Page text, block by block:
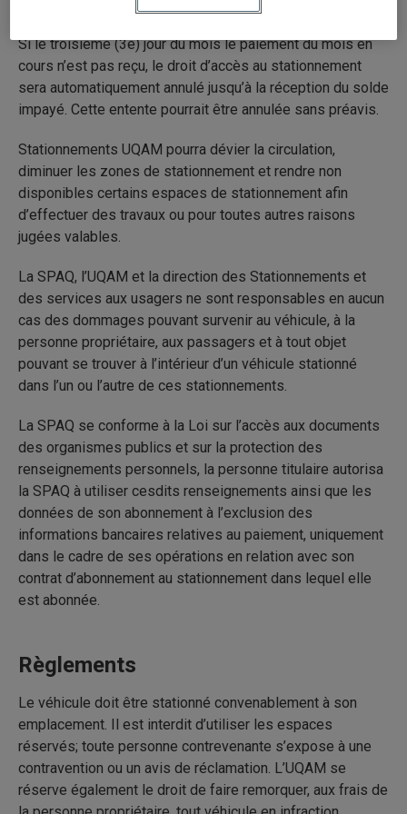
Si le troisième (3e) jour du mois le paiement du mois en
cours n’est pas reçu, le droit d’accès au stationnement
sera automatiquement annulé jusqu’à la réception du solde
impayé. Cette entente pourrait être annulée sans préavis.
Stationnements UQAM pourra dévier la circulation,
diminuer les zones de stationnement et rendre non
disponibles certains espaces de stationnement afin
d’effectuer des travaux ou pour toutes autres raisons
jugées valables.
La SPAQ, l’UQAM et la direction des Stationnements et
des services aux usagers ne sont responsables en aucun
cas des dommages pouvant survenir au véhicule, à la
personne propriétaire, aux passagers et à tout objet
pouvant se trouver à l’intérieur d’un véhicule stationné
dans l’un ou l’autre de ces stationnements.
La SPAQ se conforme à la Loi sur l’accès aux documents
des organismes publics et sur la protection des
renseignements personnels, la personne titulaire autorisa
la SPAQ à utiliser cesdits renseignements ainsi que les
données de son abonnement à l’exclusion des
informations bancaires relatives au paiement, uniquement
dans le cadre de ses opérations en relation avec son
contrat d’abonnement au stationnement dans lequel elle
est abonnée.
Règlements
Le véhicule doit être stationné convenablement à son
emplacement. Il est interdit d’utiliser les espaces
réservés; toute personne contrevenante s’expose à une
contravention ou un avis de réclamation. L’UQAM se
réserve également le droit de faire remorquer, aux frais de